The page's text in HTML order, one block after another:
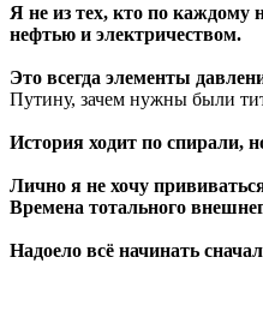
Я не из тех, кто по каждому
нефтью и электричеством.
Это всегда элементы
Путину, зачем нужны были
История ходит по спирали,
Лично я не хочу
Времена тотального
Надоело всё начинать